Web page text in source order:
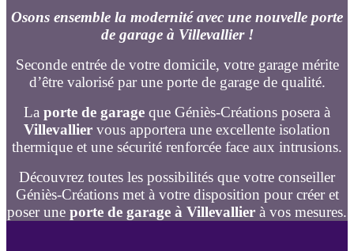
Osons ensemble la modernité avec une nouvelle porte
de garage à Villevallier !
Seconde entrée de votre domicile, votre garage mérite
d’être valorisé par une porte de garage de qualité.
La porte de garage que Géniès-Créations posera à
Villevallier vous apportera une excellente isolation
thermique et une sécurité renforcée face aux intrusions.
Découvrez toutes les possibilités que votre conseiller
Géniès-Créations met à votre disposition pour créer et
poser une porte de garage à Villevallier à vos mesures.